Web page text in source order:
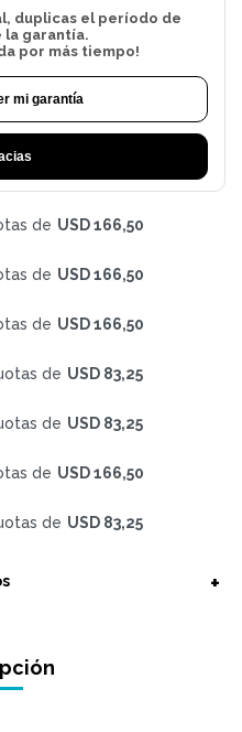
duplicas el período de
garantía.
por más tiempo!
mi garantía
de USD 166,50
de USD 166,50
de USD 166,50
de USD 83,25
de USD 83,25
de USD 166,50
de USD 83,25